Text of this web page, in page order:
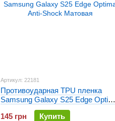
Артикул: 22181
Противоударная TPU пленка
Samsung Galaxy S25 Edge Optima
Anti-Shock Матовая
145 грн
Купить